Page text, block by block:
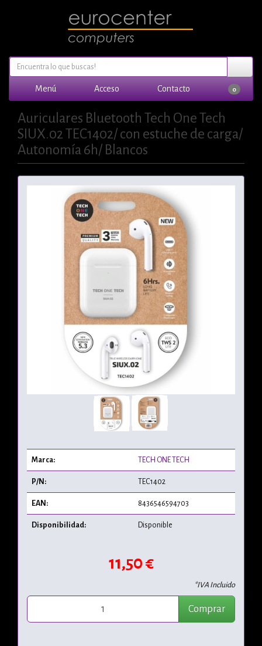
Menú Acceso Contacto 0
Auriculares Bluetooth Tech One Tech
SIUX.02 TEC1402/ con estuche de carga/
Autonomía 6h/ Blancos
Marca: TECH ONE TECH
P/N: TEC1402
EAN: 8436546594703
Disponibilidad: Disponible
11,50 €
*IVA Incluido
Comprar